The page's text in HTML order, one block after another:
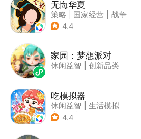
无悔华夏
策略 国家经营
战争
| 中国风
4.4
家园：梦想派对
休闲益智 创新品类
吃模拟器
休闲益智
生活模拟
| 美食
4.4